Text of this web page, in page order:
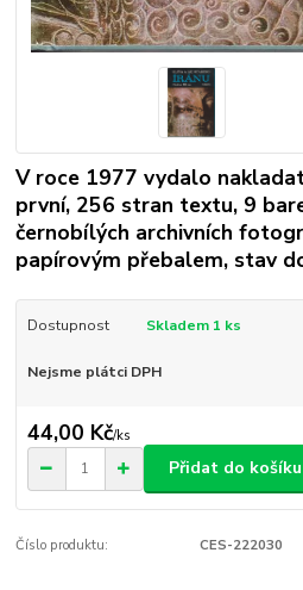
V roce 1977 vydalo
první, 256 stran textu, 9
černobílých archivních
papírovým přebalem, stav
Dostupnost Skladem 1 ks
Nejsme plátci DPH
44,00 Kč/ks
Přidat do košíku
Číslo produktu: CES-222030